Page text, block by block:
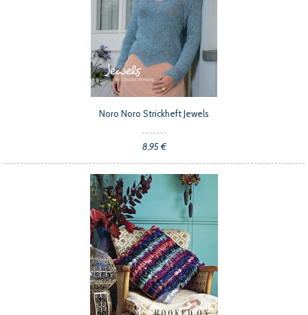
Noro Noro Strickheft Jewels
8,95 €